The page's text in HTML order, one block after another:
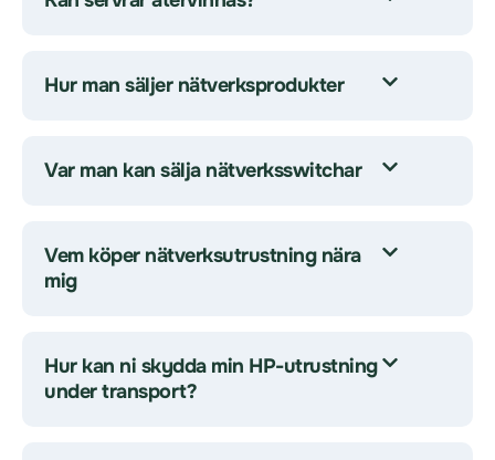
Hur man säljer nätverksprodukter
Var man kan sälja nätverksswitchar
Vem köper nätverksutrustning nära
mig
Hur kan ni skydda min HP-utrustning
under transport?